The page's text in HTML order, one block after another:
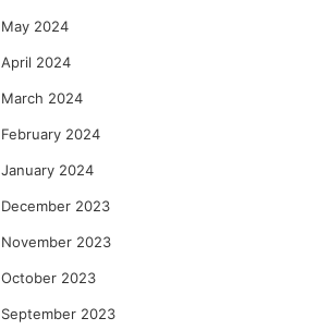
May 2024
April 2024
March 2024
February 2024
January 2024
December 2023
November 2023
October 2023
September 2023